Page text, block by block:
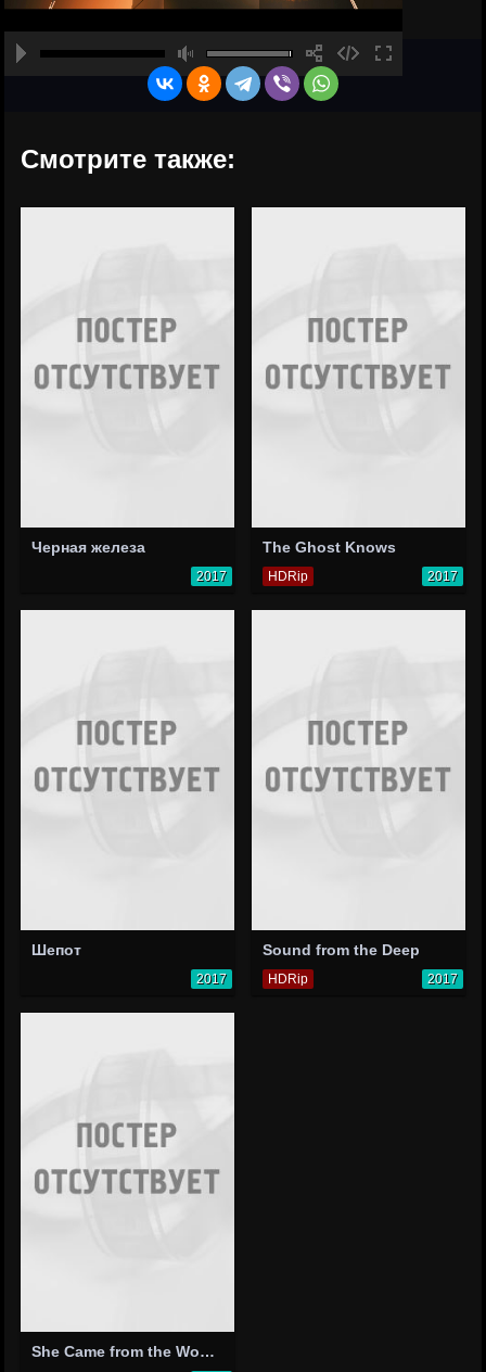
Смотрите также:
Черная железа
2017
The Ghost Knows
HDRip 2017
Шепот
2017
Sound from the Deep
HDRip 2017
She Came from the Woods